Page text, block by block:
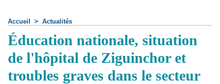
Accueil > Actualités
Éducation nationale, situation
de l'hôpital de Ziguinchor et
troubles graves dans le secteur